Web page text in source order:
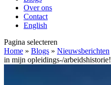
Over ons
Contact
English
Pagina selecteren
Home » Blogs » Nieuwsberichten
in mijn opleidings-/arbeidshistorie!